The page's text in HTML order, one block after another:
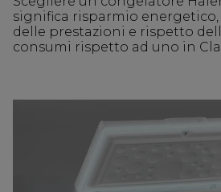
significa risparmio
delle prestazioni e rispetto
consumi rispetto ad uno in